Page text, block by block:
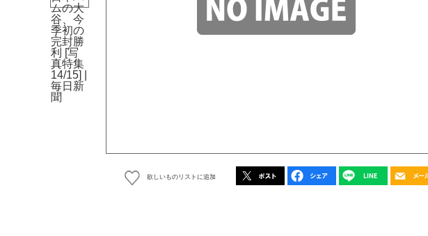
欲しいものリストに追加